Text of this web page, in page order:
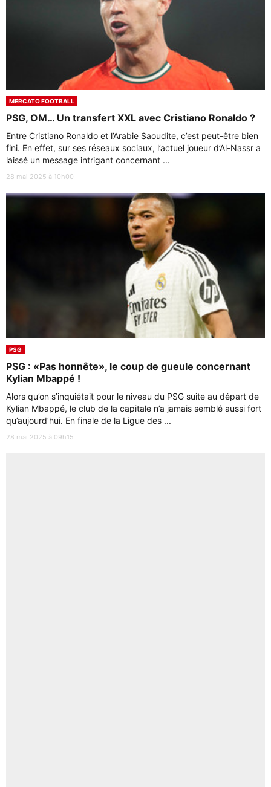
MERCATO FOOTBALL
PSG, OM… Un transfert XXL avec Cristiano Ronaldo ?
Entre Cristiano Ronaldo et l’Arabie Saoudite, c’est peut-être bien
fini. En effet, sur ses réseaux sociaux, l’actuel joueur d’Al-Nassr a
laissé un message intrigant concernant ...
28 mai 2025 à 10h00
PSG
PSG : «Pas honnête», le coup de gueule concernant
Kylian Mbappé !
Alors qu’on s’inquiétait pour le niveau du PSG suite au départ de
Kylian Mbappé, le club de la capitale n’a jamais semblé aussi fort
qu’aujourd’hui. En finale de la Ligue des ...
28 mai 2025 à 09h15